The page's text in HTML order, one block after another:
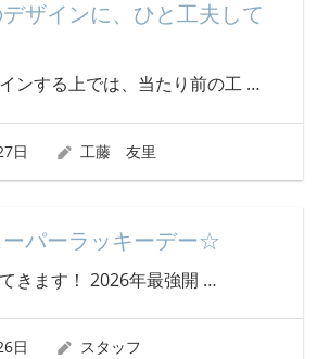
ザインに、ひと工夫して
ンする上では、当たり前の工 …
日 工藤 友里
ーパーラッキーデー☆
きます！ 2026年最強開 …
日 スタッフ